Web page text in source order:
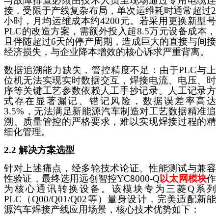
接，受限于产线复杂布局，单次运维耗时通常超过2
小时，月均运维成本约4200元。若采用更换新型号
PLC的改造方案，需额外投入超8.5万元设备成本，
且伴随超过6天的停产周期，造成巨大的直接与间接
经济损失，与企业降本增效的核心诉求严重背离。
数据追溯能力缺失，管控精度不足：由于PLC与上
位机无法实现实时数据交互，焊接电流、电压、时
序等关键工艺参数依赖人工手抄记录。人工记录方
式存在显著漏记、错记风险，数据误差率高达
3.5%，无法满足新能源汽车制造对工艺数据精准追
溯、质量管控的严格要求，难以实现焊接过程的精
细化管理。
2.2 解决方案选型
针对上述痛点，经多轮技术论证、性能测试与兼容
性验证，最终选用远创智控YC8000-Q 以太网模块作
为核心通讯转换设备。该模块专为三菱Q系列
PLC（Q00/Q01/Q02等）量身设计，完美适配新能
源汽车焊接产线应用场景，核心技术优势如下：